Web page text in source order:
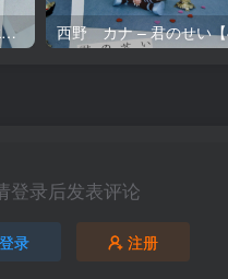
西野 カナ – 君のせい【96kHz／24bit】日本区
登录后发表评论
登录 注册